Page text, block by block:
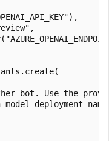
bot. Use the
deployment name